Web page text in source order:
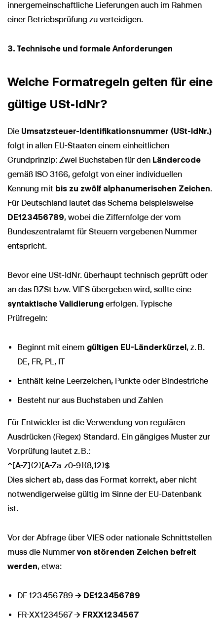
innergemeinschaftliche Lieferungen auch im Rahmen
einer Betriebsprüfung zu verteidigen.
3. Technische und formale Anforderungen
Welche Formatregeln gelten für eine
gültige USt‑IdNr?
Die Umsatzsteuer-Identifikationsnummer (USt-IdNr.)
folgt in allen EU-Staaten einem einheitlichen
Grundprinzip: Zwei Buchstaben für den Ländercode
gemäß ISO 3166, gefolgt von einer individuellen
Kennung mit bis zu zwölf alphanumerischen Zeichen.
Für Deutschland lautet das Schema beispielsweise
DE123456789, wobei die Ziffernfolge der vom
Bundeszentralamt für Steuern vergebenen Nummer
entspricht.
Bevor eine USt-IdNr. überhaupt technisch geprüft oder
an das BZSt bzw. VIES übergeben wird, sollte eine
syntaktische Validierung erfolgen. Typische
Prüfregeln:
Beginnt mit einem gültigen EU-Länderkürzel, z. B.
DE, FR, PL, IT
Enthält keine Leerzeichen, Punkte oder Bindestriche
Besteht nur aus Buchstaben und Zahlen
Für Entwickler ist die Verwendung von regulären
Ausdrücken (Regex) Standard. Ein gängiges Muster zur
Vorprüfung lautet z. B.:
^[A-Z]{2}[A-Za-z0-9]{8,12}$
Dies sichert ab, dass das Format korrekt, aber nicht
notwendigerweise gültig im Sinne der EU-Datenbank
ist.
Vor der Abfrage über VIES oder nationale Schnittstellen
muss die Nummer von störenden Zeichen befreit
werden, etwa:
DE 123 456 789 → DE123456789
FR-XX1234567 → FRXX1234567